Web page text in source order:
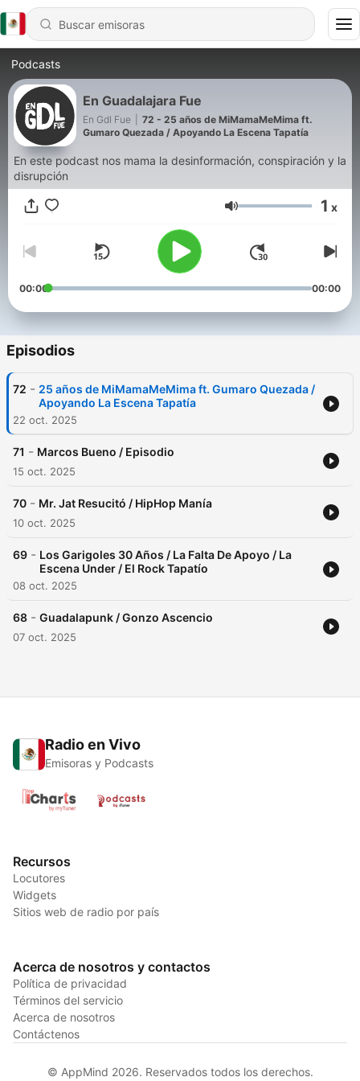
Podcasts
En Guadalajara Fue
En Gdl Fue
72 - 25 años de MiMamaMeMima ft.
Gumaro Quezada / Apoyando La Escena Tapatía
En este podcast nos mama la desinformación, conspiración y la
disrupción
Volumen 1 x
00:00 00:00
Episodios
72 - 25 años de MiMamaMeMima ft. Gumaro Quezada /
Apoyando La Escena Tapatía
22 oct. 2025
71 - Marcos Bueno / Episodio
15 oct. 2025
70 - Mr. Jat Resucitó / HipHop Manía
10 oct. 2025
69 - Los Garigoles 30 Años / La Falta De Apoyo / La
Escena Under / El Rock Tapatío
08 oct. 2025
68 - Guadalapunk / Gonzo Ascencio
07 oct. 2025
Radio en Vivo
Emisoras y Podcasts
Recursos
Locutores
Widgets
Sitios web de radio por país
Acerca de nosotros y contactos
Política de privacidad
Términos del servicio
Acerca de nosotros
Contáctenos
© AppMind 2026. Reservados todos los derechos.